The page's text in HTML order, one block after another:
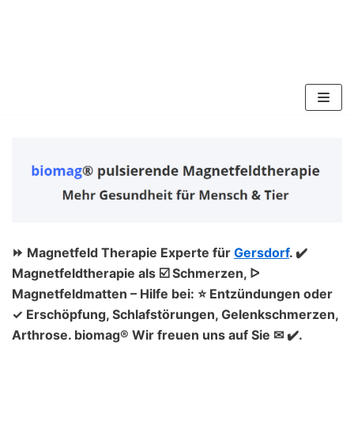
springen
⏩ Magnetfeld Therapie Experte für Gersdorf. ✔️
Magnetfeldtherapie als ☑️ Schmerzen, ᐅ
Magnetfeldmatten – Hilfe bei: ⭐ Entzündungen oder
✓ Erschöpfung, Schlafstörungen, Gelenkschmerzen,
Arthrose. biomag® Wir freuen uns auf Sie ✉ ✔️.